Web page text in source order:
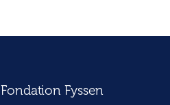
Fondation Fyssen